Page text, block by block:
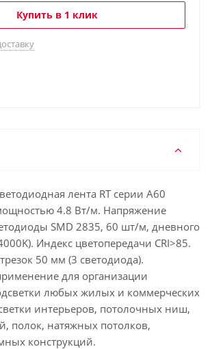
Купить в 1 клик
лента RT серии A60
4.8 Вт/м. Напряжение
SMD 2835, 60 шт/м, дневного
Индекс цветопередачи CRI>85.
50 мм (3 светодиода).
для организации
любых жилых и коммерческих
интерьеров, потолочных ниш,
полок, натяжных потолков,
конструкций.